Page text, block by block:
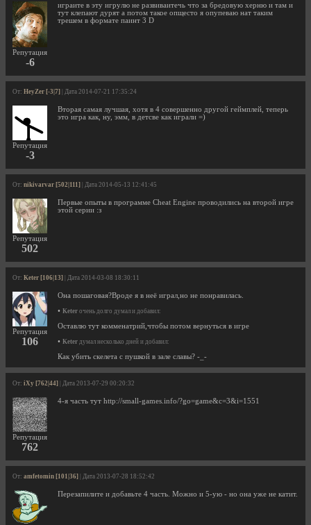
Репутация
-6
играите в эту игрулю не развиваитечь что за бредовую херню и там и
тут клепают дурят а потом такое опщесто я опупеваю нат таким
трешем в формате паинт 3 D
От: HeyZer [-3|7] | Дата 2014-07-21 17:35:24
Репутация
-3
Вторая самая лучшая, хотя в 4 совершенно другой геймплей, теперь
это игра как, ну, эмм, в детсве как играли =)
От: nikivarvar [502|111] | Дата 2014-05-13 12:41:45
Репутация
502
Первые опыты в программе Cheat Engine проводились на второй игре
этой серии :з
От: Keter [106|13] | Дата 2014-03-08 18:30:11
Репутация
106
Она пошаговая?Вроде я в неё играл,но не понравилась.
• Keter очень долго думал и добавил:
Оставлю тут комменатрий,чтобы потом вернуться в игре
• Keter думал несколько дней и добавил:
Как убить скелета с пушкой в зале славы? -_-
От: iXy [762|44] | Дата 2013-07-29 00:20:32
Репутация
762
4-я часть тут http://small-games.info/?go=game&c=3&i=1551
От: amfetomin [101|36] | Дата 2013-07-28 18:52:42
Перезапилите и добавьте 4 часть. Можно и 5-ую - но она уже не катит.